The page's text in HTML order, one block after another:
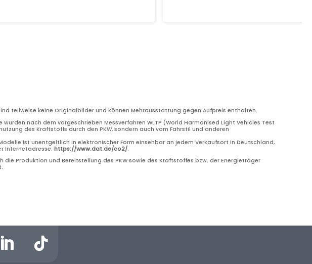
teilweise keine Originalbilder und können Mehrausstattung gegen Aufpreis enthalten.
nach dem vorgeschrieben Messverfahren WLTP (World Harmonised Light Vehicles Test
des Kraftstoffs durch den PKW, sondern auch vom Fahrstil und anderen
ist unentgeltlich in elektronischer Form einsehbar an jedem Verkaufsort in Deutschland,
Internetadresse:https://www.dat.de/co2/.
die Produktion und Bereitstellung des PKW sowie des Kraftstoffes bzw. der Energieträger